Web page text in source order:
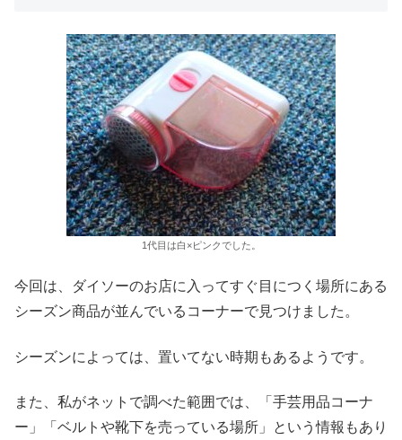
1代目は白×ピンクでした。
今回は、ダイソーのお店に入ってすぐ目につく場所にある
シーズン商品が並んでいるコーナーで見つけました。
シーズンによっては、置いてない時期もあるようです。
また、私がネットで調べた範囲では、「手芸用品コーナ
ー」「ベルトや靴下を売っている場所」という情報もあり